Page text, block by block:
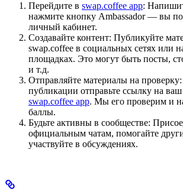
Перейдите в swap.coffee app:
нажмите кнопку Ambassador — вы
личный кабинет.
Создавайте контент: Публикуйте
swap.coffee в социальных сетях или
площадках. Это могут быть посты,
и т.д.
Отправляйте материалы на
публикации отправьте ссылку на ваш
swap.coffee app. Мы его проверим и
баллы.
Будьте активны в сообществе:
официальным чатам, помогайте
участвуйте в обсуждениях.